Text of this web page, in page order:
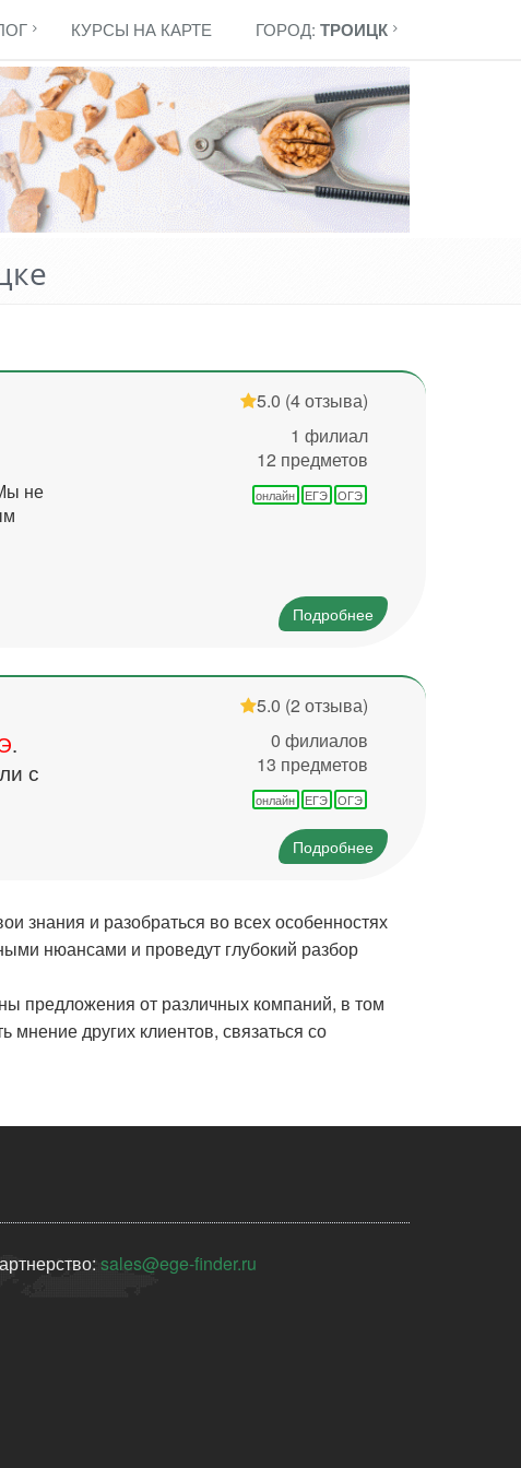
КУРСЫ НА КАРТЕ ГОРОД: ТРОИЦК
5.0 (4 отзыва)
1 филиал
12 предметов
онлайн ЕГЭ ОГЭ
не
Подробнее
5.0 (2 отзыва)
0 филиалов
13 предметов
онлайн ЕГЭ ОГЭ
.
с
Подробнее
знания и разобраться во всех особенностях
нюансами и проведут глубокий разбор
предложения от различных компаний, в том
мнение других клиентов, связаться со
sales@ege-finder.ru